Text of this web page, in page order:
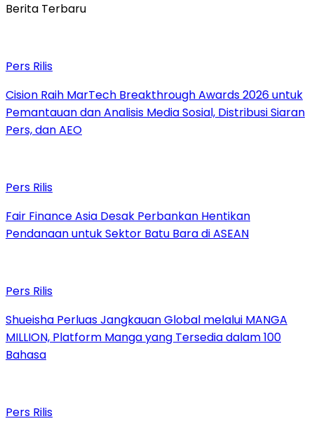
Berita Terbaru
Pers Rilis
Cision Raih MarTech Breakthrough Awards 2026 untuk
Pemantauan dan Analisis Media Sosial, Distribusi Siaran
Pers, dan AEO
Pers Rilis
Fair Finance Asia Desak Perbankan Hentikan
Pendanaan untuk Sektor Batu Bara di ASEAN
Pers Rilis
Shueisha Perluas Jangkauan Global melalui MANGA
MILLION, Platform Manga yang Tersedia dalam 100
Bahasa
Pers Rilis